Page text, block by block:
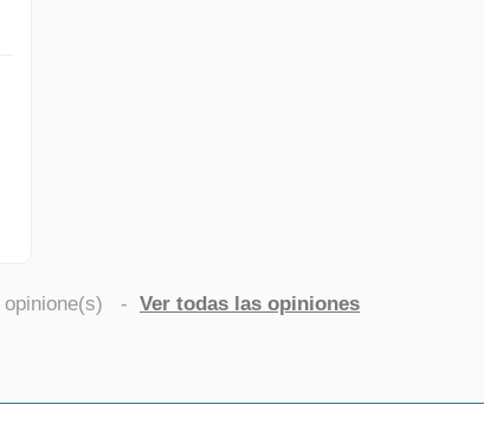
opinione(s) - Ver todas las opiniones